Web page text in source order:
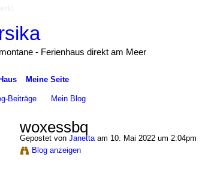
- Ferienhaus direkt am Meer
Meine Seite
Beiträge Mein Blog
woxessbq
Gepostet von Janettaam 10. Mai 2022 um 2:04pm
Blog anzeigen